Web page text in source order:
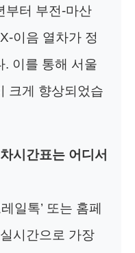
부터 부전-마산
이음 열차가 정
. 이를 통해 서울
크게 향상되었습
시간표는 어디서
일톡’ 또는 홈페
시간으로 가장